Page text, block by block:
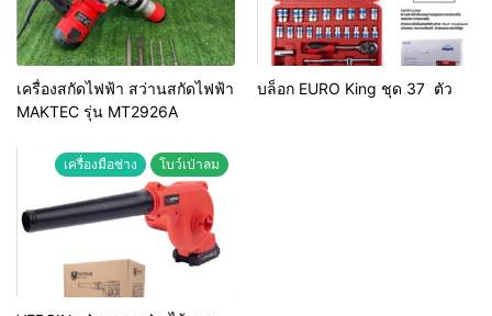
เครื่องสกัดไฟฟ้า สว่านสกัดไฟฟ้า
MAKTEC รุ่น MT2926A
บล็อก EURO King ชุด 37 ตัว
เครื่องมือช่าง โบว์เป่าลม